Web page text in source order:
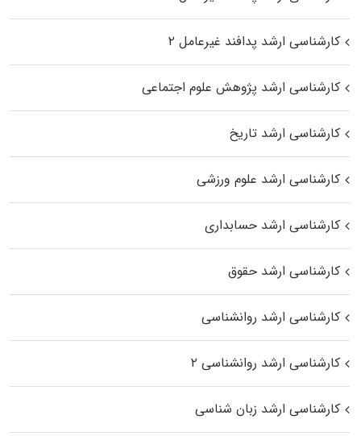
کارشناسی ارشد پدافند غیرعامل ۲
کارشناسی ارشد پژوهش علوم اجتماعی
کارشناسی ارشد تاریخ
کارشناسی ارشد علوم ورزشی
کارشناسی ارشد حسابداری
کارشناسی ارشد حقوق
کارشناسی ارشد روانشناسی
کارشناسی ارشد روانشناسی ۲
کارشناسی ارشد زبان شناسی